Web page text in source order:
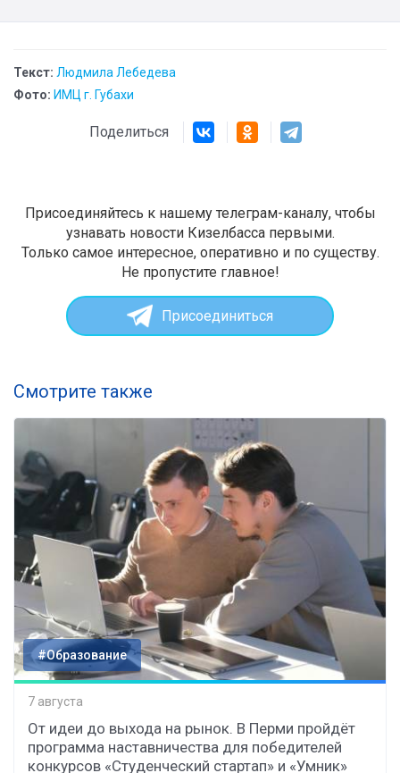
Текст: Людмила Лебедева
Фото: ИМЦ г. Губахи
Поделиться
Присоединяйтесь к нашему телеграм-каналу, чтобы
узнавать новости Кизелбасса первыми.
Только самое интересное, оперативно и по существу.
Не пропустите главное!
Присоединиться
Смотрите также
#Образование
7 августа
От идеи до выхода на рынок. В Перми пройдёт
программа наставничества для победителей
конкурсов «Студенческий стартап» и «Умник»